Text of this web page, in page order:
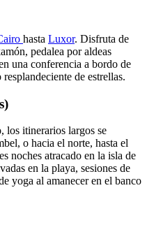
hasta Luxor. Disfruta de
pedalea por aldeas
una conferencia a bordo de
de estrellas.
los itinerarios largos se
o hacia el norte, hasta el
noches atracado en la isla de
en la playa, sesiones de
yoga al amanecer en el banco